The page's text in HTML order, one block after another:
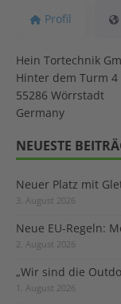
Profil
Hein Tortechnik
Hinter dem Turm 4
55286 Wörrstadt
Germany
NEUESTE
Neuer Platz mit
3. August 2026
Neue EU-Regeln:
2. August 2026
„Wir sind die
1. August 2026